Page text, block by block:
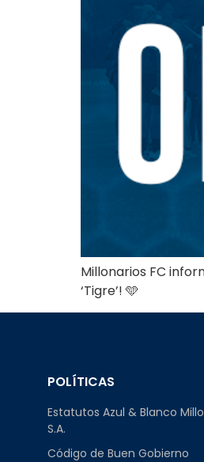
Millonarios FC
‘Tigre’! 🩵
POLÍTICAS
Estatutos Azul & Blanco
S.A.
Código de Buen Gobierno